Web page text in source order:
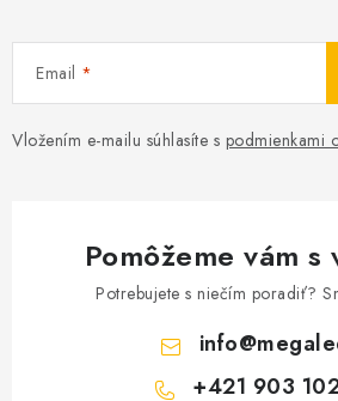
Email
Vložením e-mailu súhlasíte s podmienkami
Pomôžeme vám s
Potrebujete s niečím poradiť?
info@
+421 903